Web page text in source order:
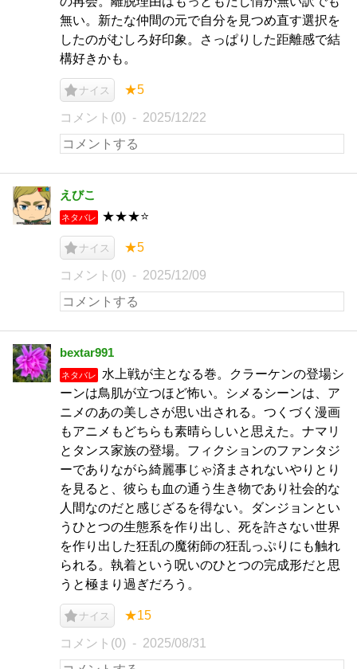
無い。新たな仲間の元で自分を見つめ直す選択を
したのがむしろ好印象。さっぱりした距離感で結
構好きかも。
ナイス ★5
コメント(0) 2025/12/22
えびこ
ネタバレ ★★★⭐
ナイス ★5
コメント(0) 2025/12/09
bextar991
ネタバレ
水上戦が主となる巻。クラーケンの登場シ
ーンは鳥肌が立つほど怖い。シメるシーンは、ア
ニメのあの美しさが思い出される。つくづく漫画
もアニメもどちらも素晴らしいと思えた。ナマリ
とタンス家族の登場。フィクションのファンタジ
ーでありながら綺麗事じゃ済まされないやりとり
を見ると、彼らも血の通う生き物であり社会的な
人間なのだと感じざるを得ない。ダンジョンとい
うひとつの生態系を作り出し、死を許さない世界
を作り出した狂乱の魔術師の狂乱っぷりにも触れ
られる。執着という呪いのひとつの完成形だと思
うと極まり過ぎだろう。
ナイス ★15
コメント(0) 2025/08/31